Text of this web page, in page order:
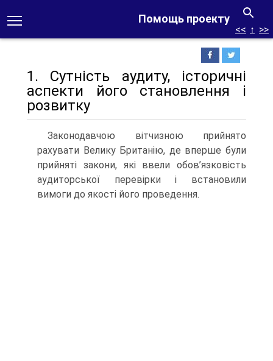
Помощь проекту
<< ↑ >>
1. Сутність аудиту, історичні
аспекти його становлення і
розвитку
Законодавчою вітчизною прийнято
рахувати Велику Британію, де вперше були
прийняті закони, які ввели обов’язковість
аудиторської перевірки і встановили
вимоги до якості його проведення.